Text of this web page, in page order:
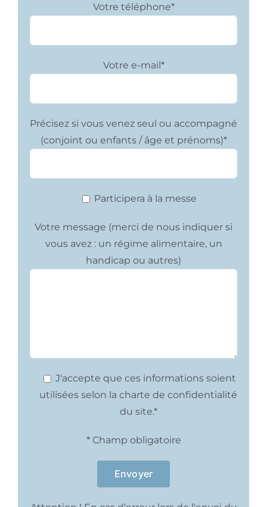
Votre téléphone*
Votre e-mail*
Précisez si vous venez seul ou accompagné
(conjoint ou enfants / âge et prénoms)*
Participera à la messe
Votre message (merci de nous indiquer si
vous avez : un régime alimentaire, un
handicap ou autres)
J'accepte que ces informations soient
utilisées selon la charte de confidentialité
du site.*
* Champ obligatoire